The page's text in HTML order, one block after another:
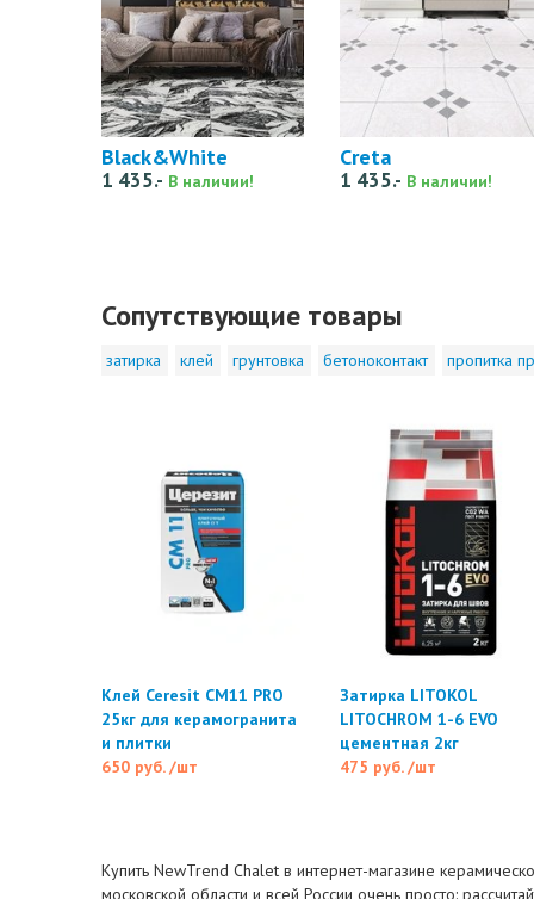
Black&White
1 435.- В наличии!
Creta
1 435.- В наличии!
Сопутствующие товары
затирка клей грунтовка бетоноконтакт пропитка
Клей Ceresit CM11 PRO
25кг для керамогранита
и плитки
650 руб./шт
Затирка LITOKOL
LITOCHROM 1-6 EVO
цементная 2кг
475 руб./шт
Купить NewTrend Chalet в интернет-магазине
московской области и всей России очень просто: